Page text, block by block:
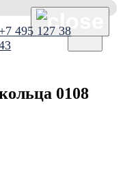
+7 495 127 38
0108
×